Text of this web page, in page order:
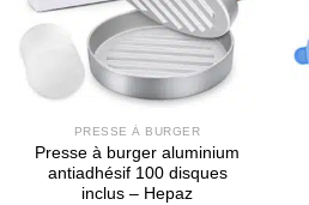
PRESSE À BURGER
Presse à burger aluminium
antiadhésif 100 disques
inclus – Hepaz